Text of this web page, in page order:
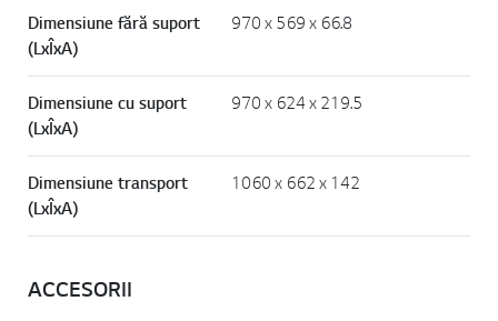
Dimensiune fără suport
(LxÎxA)
970 x 569 x 66.8
Dimensiune cu suport
(LxÎxA)
970 x 624 x 219.5
Dimensiune transport
(LxÎxA)
1060 x 662 x 142
ACCESORII